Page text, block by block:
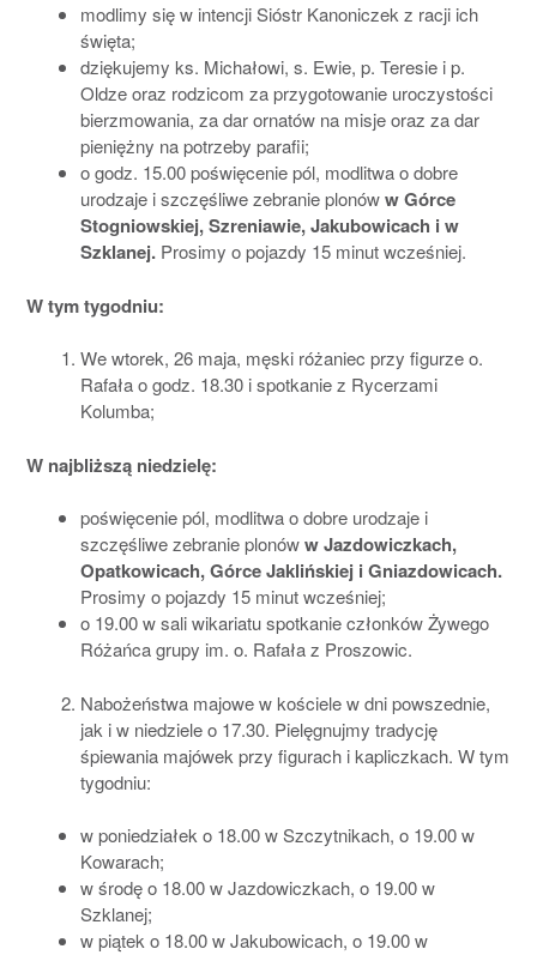
modlimy się w intencji Sióstr Kanoniczek z racji ich
święta;
dziękujemy ks. Michałowi, s. Ewie, p. Teresie i p.
Oldze oraz rodzicom za przygotowanie uroczystości
bierzmowania, za dar ornatów na misje oraz za dar
pieniężny na potrzeby parafii;
o godz. 15.00 poświęcenie pól, modlitwa o dobre
urodzaje i szczęśliwe zebranie plonóww Górce
Stogniowskiej, Szreniawie, Jakubowicach i w
Szklanej. Prosimy o pojazdy 15 minut wcześniej.
W tym tygodniu:
We wtorek, 26 maja, męski różaniec przy figurze o.
Rafała o godz. 18.30 i spotkanie z Rycerzami
Kolumba;
W najbliższą niedzielę:
poświęcenie pól, modlitwa o dobre urodzaje i
szczęśliwe zebranie plonóww Jazdowiczkach,
Opatkowicach, Górce Jaklińskiej i Gniazdowicach.
Prosimy o pojazdy 15 minut wcześniej;
o 19.00 w sali wikariatu spotkanie członków Żywego
Różańca grupy im. o. Rafała z Proszowic.
Nabożeństwa majowe w kościele w dni powszednie,
jak i w niedziele o 17.30. Pielęgnujmy tradycję
śpiewania majówek przy figurach i kapliczkach. W tym
tygodniu:
w poniedziałek o 18.00 w Szczytnikach, o 19.00 w
Kowarach;
w środę o 18.00 w Jazdowiczkach, o 19.00 w
Szklanej;
w piątek o 18.00 w Jakubowicach, o 19.00 w